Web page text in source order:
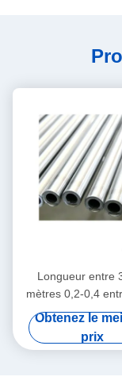
Longueur entre
mètres 0,2-0,4
55 degrés
Obtenez le
prix